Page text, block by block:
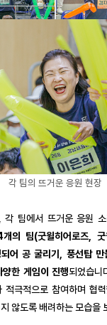
각 팀의 뜨거운 응원 현장
각 팀에서 뜨거운 응원
개의 팀(굿윌히어로즈, 굿
되어 공 굴리기, 풍선탑
한 게임이 진행되었습니
적극적으로 참여하며 협
않도록 배려하는 모습을